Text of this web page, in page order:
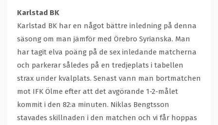
Karlstad BK
Karlstad BK har en något bättre inledning på denna
säsong om man jämför med Örebro Syrianska. Man
har tagit elva poäng på de sex inledande matcherna
och parkerar således på en tredjeplats i tabellen
strax under kvalplats. Senast vann man bortmatchen
mot IFK Ölme efter att det avgörande 1-2-målet
kommit i den 82:a minuten. Niklas Bengtsson
stavades skillnaden i den matchen och vi får hoppas